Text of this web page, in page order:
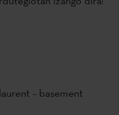
– basement